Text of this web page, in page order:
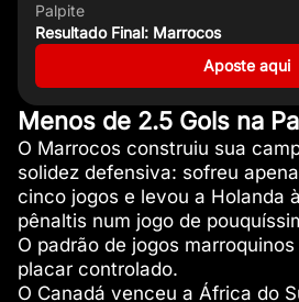
Palpite
Resultado Final: Marrocos
Aposte aqui
Menos de 2.5 Gols na
O Marrocos construiu sua
solidez defensiva: sofreu
cinco jogos e levou a Holanda
pênaltis num jogo de
O padrão de jogos
placar controlado.
O Canadá venceu a África do